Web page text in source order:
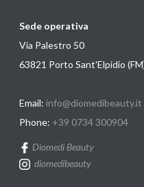
Sede operativa
Via Palestro 50
63821 Porto Sant'Elpidio
Email: info@diomedibeauty.it
Phone: +39 0734 300904
Diomedi Beauty
diomedibeauty